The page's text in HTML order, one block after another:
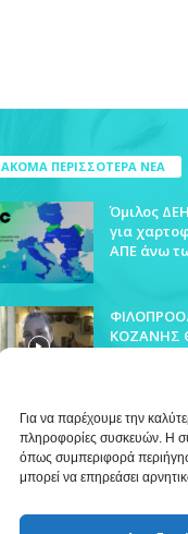
Για να παρέχουμε την
πληροφορίες συσκευών. Η
όπως συμπεριφορά
μπορεί να επηρεάσει
ΑΚΟΜΑ ΠΕΡΙΣΣΟΤΕΡΑ ΝΕΑ
Όμιλος
για
ΑΠΕ άνω
ΚΟΖΑΝΗΣ